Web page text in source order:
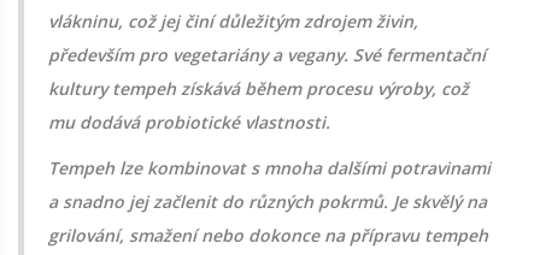
vlákninu, což jej činí důležitým zdrojem živin,
především pro vegetariány a vegany. Své fermentační
kultury tempeh získává během procesu výroby, což
mu dodává probiotické vlastnosti.
Tempeh lze kombinovat s mnoha dalšími potravinami
a snadno jej začlenit do různých pokrmů. Je skvělý na
grilování, smažení nebo dokonce na přípravu tempeh